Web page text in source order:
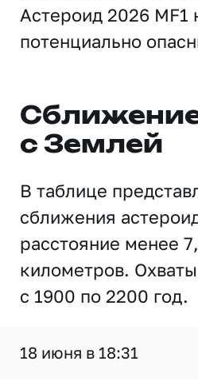
Астероид 2026 MF1
потенциально
с Землей
В таблице
сближения
расстояние менее
километров.
с 1900 по 2200 год.
18 июня в 18:31